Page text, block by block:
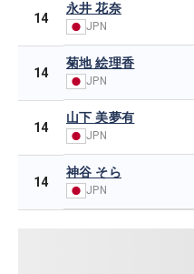
14
永井 花奈
JPN
14
菊地 絵理香
JPN
14
山下 美夢有
JPN
14
神谷 そら
JPN